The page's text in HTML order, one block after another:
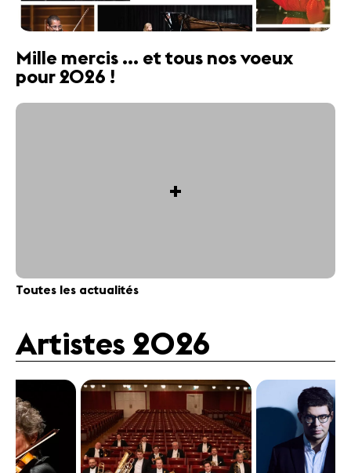
Mille mercis ... et tous nos voeux
pour 2026 !
+
Toutes les actualités
Artistes 2026